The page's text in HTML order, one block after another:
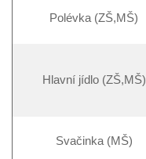
Polévka (ZŠ,MŠ)
Hlavní jídlo (ZŠ,MŠ)
Svačinka (MŠ)